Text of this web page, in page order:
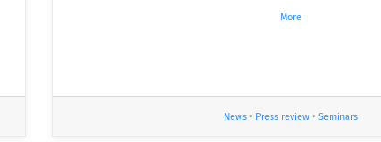
More
News • Press review • Seminars